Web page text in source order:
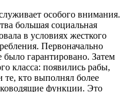
особого внимания.
большая социальная
в условиях жесткого
Первоначально
было гарантировано. Затем
класса: появились рабы,
кто выполнял более
функции. Это